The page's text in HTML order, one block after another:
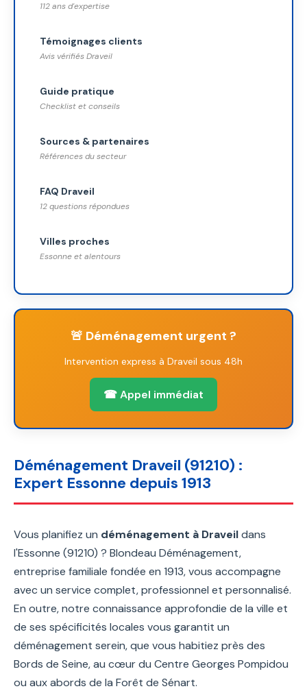
112 ans d'expertise
Témoignages clients
Avis vérifiés Draveil
Guide pratique
Checklist et conseils
Sources & partenaires
Références du secteur
FAQ Draveil
12 questions répondues
Villes proches
Essonne et alentours
🚨 Déménagement urgent ?
Intervention express à Draveil sous 48h
☎ Appel immédiat
Déménagement Draveil (91210) :
Expert Essonne depuis 1913
Vous planifiez un déménagement à Draveildans
l'Essonne (91210) ? Blondeau Déménagement,
entreprise familiale fondée en 1913, vous accompagne
avec un service complet, professionnel et personnalisé.
En outre, notre connaissance approfondie de la ville et
de ses spécificités locales vous garantit un
déménagement serein, que vous habitiez près des
Bords de Seine, au cœur du Centre Georges Pompidou
ou aux abords de la Forêt de Sénart.